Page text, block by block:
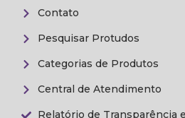
Contato
Pesquisar Protudos
Categorias de Produtos
Central de Atendimento
Relatório de Transparência